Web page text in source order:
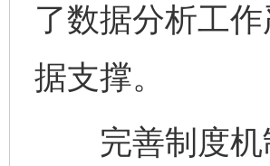
了数据分析工
据支撑。
完善制度机